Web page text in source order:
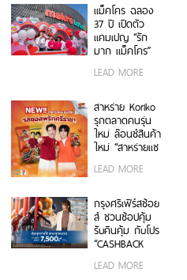
แม็คโคร ฉลอง
37 ปี เปิดตัว
แคมเปญ “รัก
มาก แม็คโคร”
ลูกค้าและผู้
ร่วมเติบโตเคียง
ข้างกันมา
LEAD MORE
สาหร่าย Koriko
รุกตลาดคนรุ่น
ใหม่ ล๊อนช์สินค้า
ใหม่ “สาหร่ายแซ
ศรีราชา”
LEAD MORE
กรุงศรีเฟิร์สช้อย
ส์ ชวนช้อปคุ้ม
รับคืนคุ้ม กับโปร
“CASHBACK
เครดิตเงินคืน
LEAD MORE